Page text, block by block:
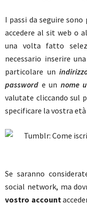
I passi da seguire
accedere al sit web o
una volta fatto
necessario inserire
particolare un
password e un nome
valutate cliccando sul
specificare la vostra
Se saranno
social network, ma
vostro account